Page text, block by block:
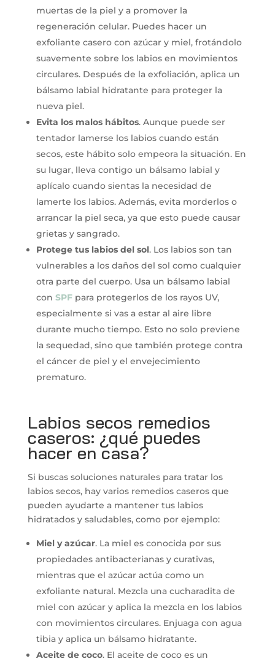
muertas de la piel y a promover la
regeneración celular. Puedes hacer un
exfoliante casero con azúcar y miel, frotándolo
suavemente sobre los labios en movimientos
circulares. Después de la exfoliación, aplica un
bálsamo labial hidratante para proteger la
nueva piel.
Evita los malos hábitos. Aunque puede ser
tentador lamerse los labios cuando están
secos, este hábito solo empeora la situación. En
su lugar, lleva contigo un bálsamo labial y
aplícalo cuando sientas la necesidad de
lamerte los labios. Además, evita morderlos o
arrancar la piel seca, ya que esto puede causar
grietas y sangrado.
Protege tus labios del sol. Los labios son tan
vulnerables a los daños del sol como cualquier
otra parte del cuerpo. Usa un bálsamo labial
con SPFpara protegerlos de los rayos UV,
especialmente si vas a estar al aire libre
durante mucho tiempo. Esto no solo previene
la sequedad, sino que también protege contra
el cáncer de piel y el envejecimiento
prematuro.
Labios secos remedios
caseros: ¿qué puedes
hacer en casa?
Si buscas soluciones naturales para tratar los
labios secos, hay varios remedios caseros que
pueden ayudarte a mantener tus labios
hidratados y saludables, como por ejemplo:
Miel y azúcar. La miel es conocida por sus
propiedades antibacterianas y curativas,
mientras que el azúcar actúa como un
exfoliante natural. Mezcla una cucharadita de
miel con azúcar y aplica la mezcla en los labios
con movimientos circulares. Enjuaga con agua
tibia y aplica un bálsamo hidratante.
Aceite de coco. El aceite de coco es un